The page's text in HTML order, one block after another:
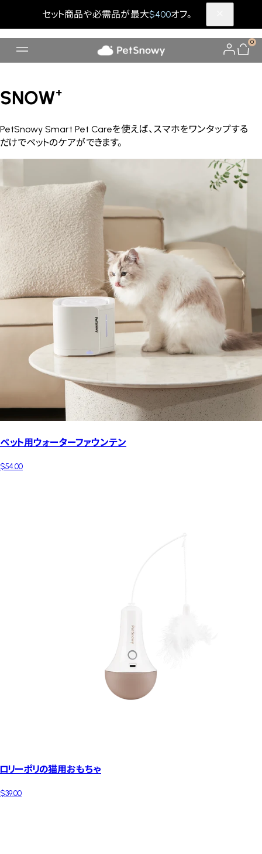
セット商品や必需品が最大$400オフ。
0
SNOW⁺
PetSnowy Smart Pet Careを使えば、スマホをワンタップする
だけでペットのケアができます。
ペット用ウォーターファウンテン
$54.00
ロリーポリの猫用おもちゃ
$39.00